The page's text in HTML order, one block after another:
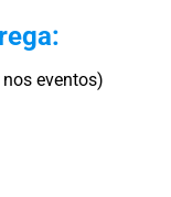
eventos)